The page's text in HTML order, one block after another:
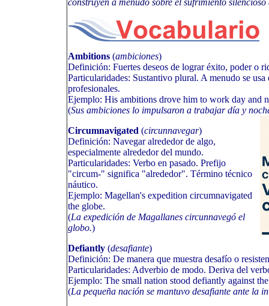
construyen a menudo sobre el sufrimiento
Ambitions (ambiciones)
Definición: Fuertes deseos de lograr éxito, poder o
Particularidades: Sustantivo plural. A menudo se
profesionales.
Ejemplo: His ambitions drove him to work day and
(Sus ambiciones lo impulsaron a trabajar día y
Circumnavigated (circunnavegar)
Definición: Navegar alrededor de algo,
especialmente alrededor del mundo.
Particularidades: Verbo en pasado. Prefijo
"circum-" significa "alrededor". Término técnico
náutico.
Ejemplo: Magellan's expedition circumnavigated
the globe.
(La expedición de Magallanes circunnavegó el
globo.)
Defiantly (desafiante)
Definición: De manera que muestra desafío o
Particularidades: Adverbio de modo. Deriva del
Ejemplo: The small nation stood defiantly against
(La pequeña nación se mantuvo desafiante ante la